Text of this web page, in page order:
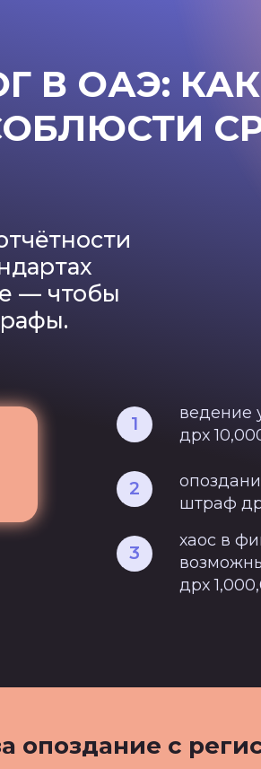
хаос в
дрх
штраф
ведение
дрх
3
2
1
— чтобы
В ОАЭ:
опоздание с